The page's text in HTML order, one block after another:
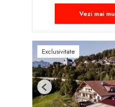
Vezi mai
Exclusivitate
Previous